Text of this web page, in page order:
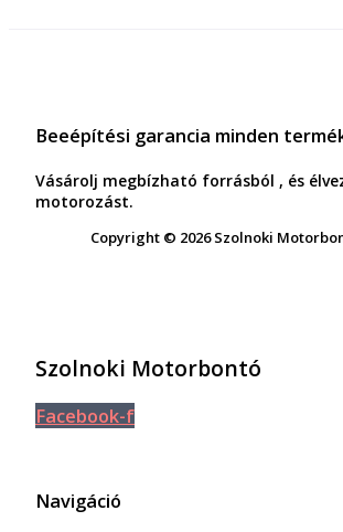
Beeépítési garancia minden
Vásárolj megbízható forrásból , és
motorozást.
Copyright © 2026 Szolnoki
Szolnoki Motorbontó
Facebook-f
Navigáció